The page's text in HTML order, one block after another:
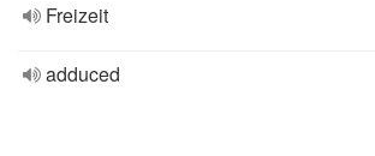
Freizeit
adduced